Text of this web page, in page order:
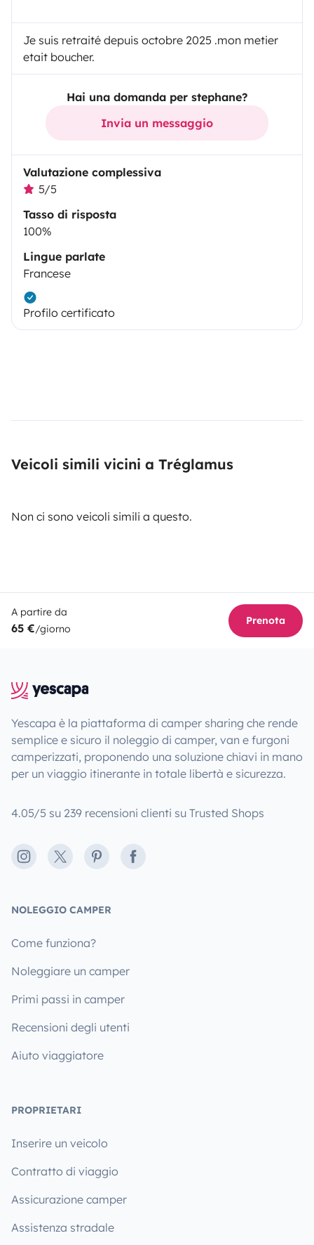
Je suis retraité depuis octobre 2025 .mon metier
etait boucher.
Hai una domanda per stephane?
Invia un messaggio
Valutazione complessiva
5/5
Tasso di risposta
100%
Lingue parlate
Francese
Profilo certificato
Veicoli simili vicini a Tréglamus
Non ci sono veicoli simili a questo.
A partire da
65 €/giorno
Prenota
Yescapa è la piattaforma di camper sharing che rende
semplice e sicuro il noleggio di camper, van e furgoni
camperizzati, proponendo una soluzione chiavi in mano
per un viaggio itinerante in totale libertà e sicurezza.
4.05/5 su 239 recensioni clienti su Trusted Shops
Instagram
X PinterestFacebook
NOLEGGIO CAMPER
Come funziona?
Noleggiare un camper
Primi passi in camper
Recensioni degli utenti
Aiuto viaggiatore
PROPRIETARI
Inserire un veicolo
Contratto di viaggio
Assicurazione camper
Assistenza stradale